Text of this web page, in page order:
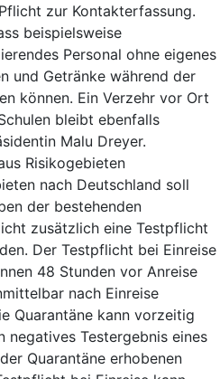
zur Kontakterfassung.
beispielsweise
Personal ohne eigenes
und Getränke während der
können. Ein Verzehr vor Ort
bleibt ebenfalls
Malu Dreyer.
Risikogebieten
nach Deutschland soll
der bestehenden
zusätzlich eine Testpflicht
Der Testpflicht bei Einreise
48 Stunden vor Anreise
nach Einreise
Quarantäne kann vorzeitig
negatives Testergebnis eines
Quarantäne erhobenen